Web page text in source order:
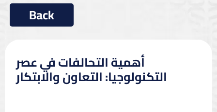
أهمية التحالفات في عصر
التكنولوجيا: التعاون والابتكار